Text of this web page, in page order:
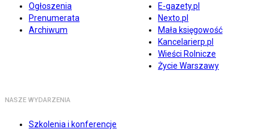
Ogłoszenia
Prenumerata
Archiwum
E-gazety.pl
Nexto.pl
Mała księgowość
Kancelarierp.pl
Wieści Rolnicze
Życie Warszawy
NASZE WYDARZENIA
Szkolenia i konferencje